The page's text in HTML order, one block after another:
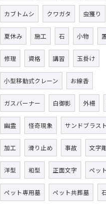
カブトムシ クワガタ 虫獲り
夏休み 施工 石 小物
修理 資格 講習 玉掛け
小型移動式クレーン お線香
ガスバーナー 白御影 外柵
幽霊 怪奇現象 サンドブラスト
加工 滑り止め 事故 文字
洋型 和型 正面文字 ペット
ペット専用墓 ペット共葬墓